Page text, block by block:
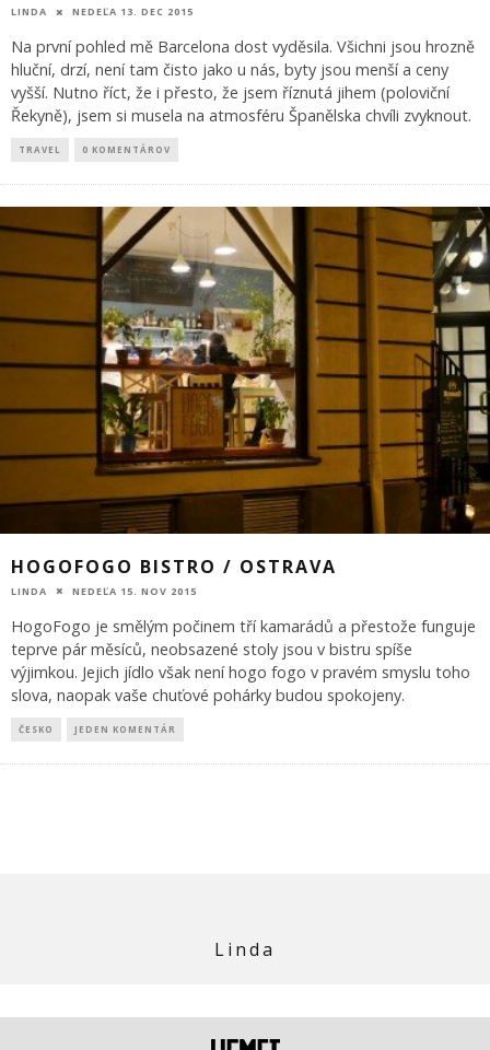
LINDA NEDEĽA 13. DEC 2015
Na první pohled mě Barcelona dost vyděsila. Všichni jsou hrozně
hluční, drzí, není tam čisto jako u nás, byty jsou menší a ceny
vyšší. Nutno říct, že i přesto, že jsem říznutá jihem (poloviční
Řekyně), jsem si musela na atmosféru Španělska chvíli zvyknout.
TRAVEL 0 KOMENTÁROV
HOGOFOGO BISTRO / OSTRAVA
LINDA NEDEĽA 15. NOV 2015
HogoFogo je smělým počinem tří kamarádů a přestože funguje
teprve pár měsíců, neobsazené stoly jsou v bistru spíše
výjimkou. Jejich jídlo však není hogo fogo v pravém smyslu toho
slova, naopak vaše chuťové pohárky budou spokojeny.
ČESKO JEDEN KOMENTÁR
Linda